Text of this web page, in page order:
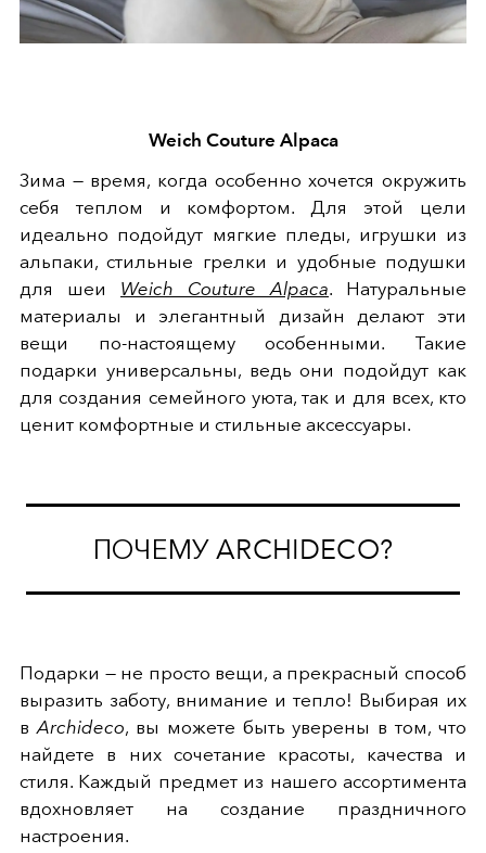
Weich Couture Alpaca
Зима — время, когда особенно хочется окружить
себя теплом и комфортом. Для этой цели
идеально подойдут мягкие пледы, игрушки из
альпаки, стильные грелки и удобные подушки
для шеи Weich Couture Alpaca. Натуральные
материалы и элегантный дизайн делают эти
вещи по-настоящему особенными. Такие
подарки универсальны, ведь они подойдут как
для создания семейного уюта, так и для всех, кто
ценит комфортные и стильные аксессуары.
ПОЧЕМУ ARCHIDECO?
Подарки — не просто вещи, а прекрасный способ
выразить заботу, внимание и тепло! Выбирая их
вArchideco, вы можете быть уверены в том, что
найдете в них сочетание красоты, качества и
стиля. Каждый предмет из нашего ассортимента
вдохновляет на создание праздничного
настроения.